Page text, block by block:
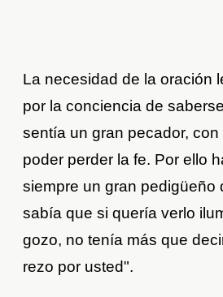
La necesidad de la oración
por la conciencia de
sentía un gran pecador, con
poder perder la fe. Por ello
siempre un gran pedigüeño
sabía que si quería verlo
gozo, no tenía más que
rezo por usted".